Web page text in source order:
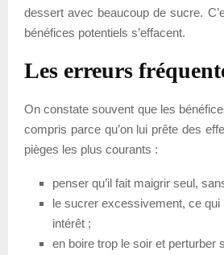
dessert avec beaucoup de sucre.
bénéfices potentiels s’effacent.
Les erreurs
On constate souvent que les
compris parce qu’on lui prête des
pièges les plus courants :
penser qu’il fait maigrir seul,
le sucrer excessivement, ce qui
intérêt ;
en boire trop le soir et perturber